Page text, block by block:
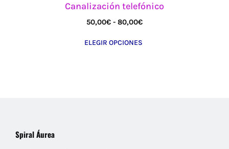
Canalización telefónico
50,00€ - 80,00€Rango
ELEGIR OPCIONES
Spiral Áurea